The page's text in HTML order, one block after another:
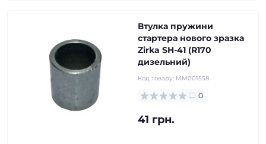
Втулка пружини
стартера нового зразка
Zirka SH-41 (R170
дизельний)
Код товару: MM001558
0
41 грн.